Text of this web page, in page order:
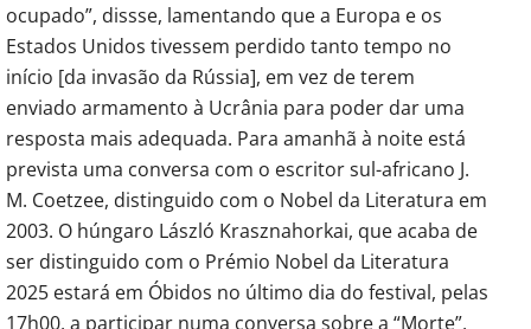
ocupado”, dissse, lamentando que a Europa e os
Estados Unidos tivessem perdido tanto tempo no
início [da invasão da Rússia], em vez de terem
enviado armamento à Ucrânia para poder dar uma
resposta mais adequada. Para amanhã à noite está
prevista uma conversa com o escritor sul-africano J.
M. Coetzee, distinguido com o Nobel da Literatura em
2003. O húngaro László Krasznahorkai, que acaba de
ser distinguido com o Prémio Nobel da Literatura
2025 estará em Óbidos no último dia do festival, pelas
17h00, a participar numa conversa sobre a “Morte”,